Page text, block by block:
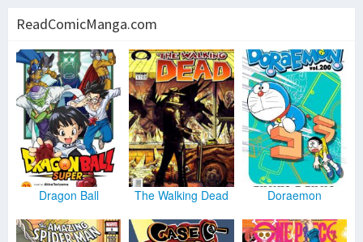
ReadComicManga.com
Dragon Ball The Walking Dead Doraemon